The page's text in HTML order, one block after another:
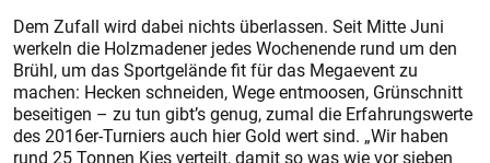
Dem Zufall wird dabei nichts überlassen. Seit Mitte Juni
werkeln die Holzmadener jedes Wochenende rund um den
Brühl, um das Sportgelände fit für das Megaevent zu
machen: Hecken schneiden, Wege entmoosen, Grünschnitt
beseitigen – zu tun gibt’s genug, zumal die Erfahrungswerte
des 2016er-Turniers auch hier Gold wert sind. „Wir haben
rund 25 Tonnen Kies verteilt, damit so was wie vor sieben